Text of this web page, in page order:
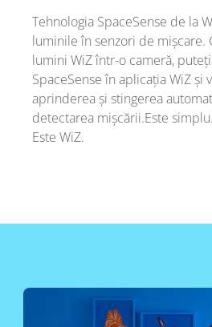
Tehnologia SpaceSense de la
luminile în senzori de mișcare.
lumini WiZ într-o cameră,
SpaceSense în aplicația WiZ și
aprinderea și stingerea
detectarea mișcării.Este
Este WiZ.